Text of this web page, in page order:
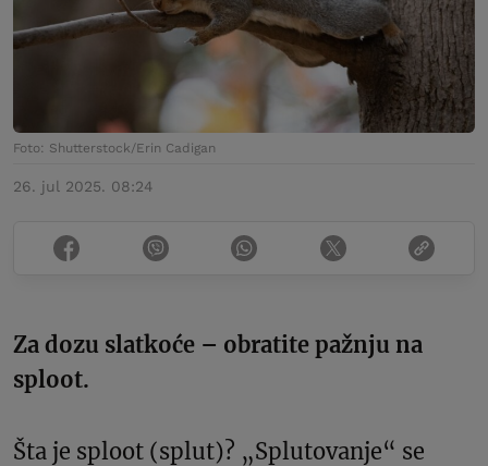
Foto: Shutterstock/Erin Cadigan
26. jul 2025. 08:24
Za dozu slatkoće – obratite pažnju na
sploot.
Šta je sploot (splut)? „Splutovanje“ se